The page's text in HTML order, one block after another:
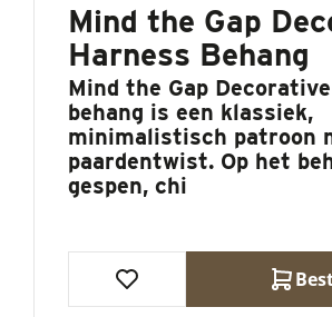
Mind the Gap
Harness Behang
Mind the Gap
behang is een klassiek,
minimalistisch patroon
paardentwist. Op het
gespen, chi